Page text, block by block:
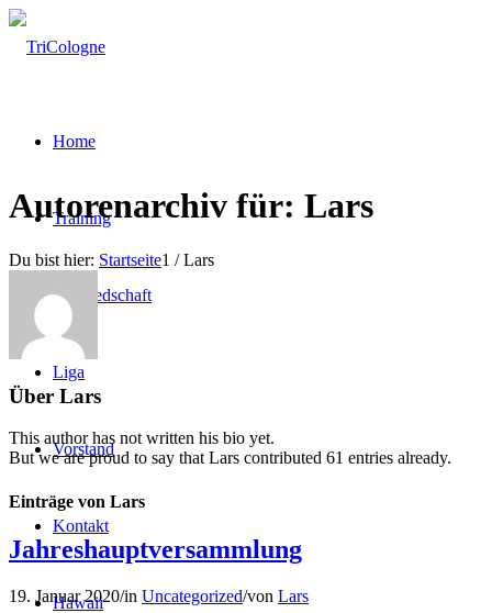
Home
Training
Mitgliedschaft
Liga
Vorstand
Kontakt
Hawaii
Autorenarchiv für: Lars
Du bist hier: Startseite1 / Lars
Über Lars
This author has not written his bio yet.
But we are proud to say that Lars contributed 61 entries already.
Einträge von Lars
Jahreshauptversammlung
19. Januar 2020/in Uncategorized/von Lars